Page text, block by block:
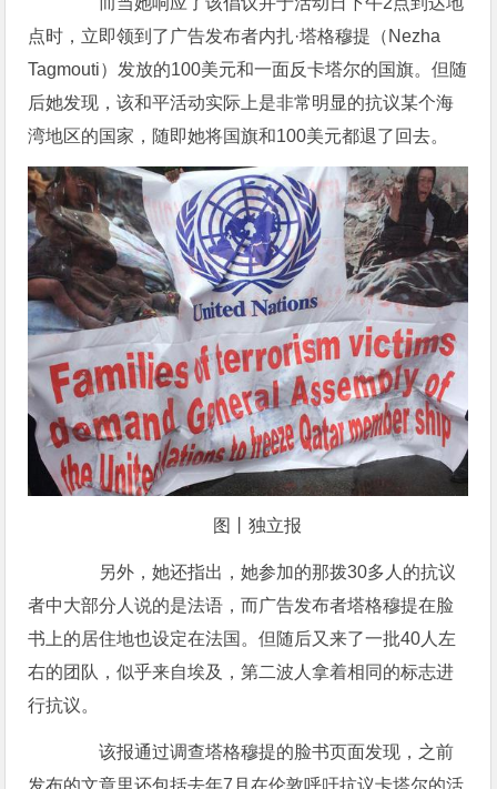
点时，立即领到了广告发布者内扎·塔格穆提（Nezha
Tagmouti）发放的100美元和一面反卡塔尔的国旗。但随
后她发现，该和平活动实际上是非常明显的抗议某个海
湾地区的国家，随即她将国旗和100美元都退了回去。
图丨独立报
另外，她还指出，她参加的那拨30多人的抗议
者中大部分人说的是法语，而广告发布者塔格穆提在脸
书上的居住地也设定在法国。但随后又来了一批40人左
右的团队，似乎来自埃及，第二波人拿着相同的标志进
行抗议。
该报通过调查塔格穆提的脸书页面发现，之前